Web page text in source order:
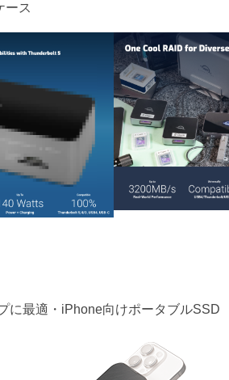
ース
に最適・iPhone向けポータブルSSD